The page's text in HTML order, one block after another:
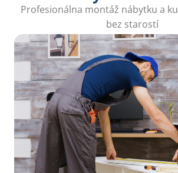
Profesionálna montáž nábytku a
bez starostí